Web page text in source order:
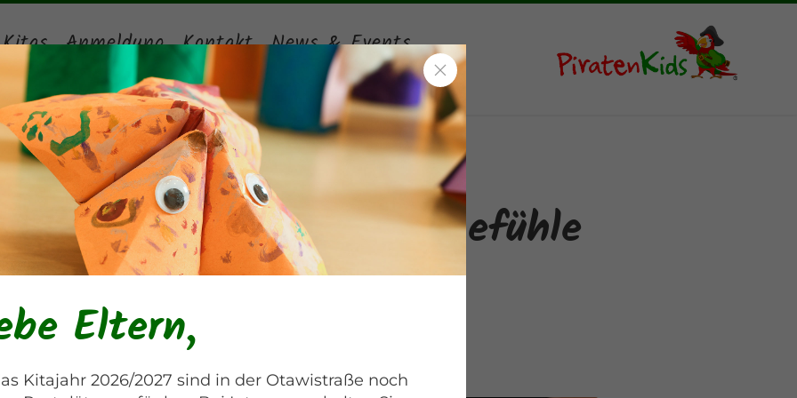
Anmeldung Kontakt News & Events
Zaubergläser um die Gefühle
zu entdecken
Otawistraße
Eltern,
Kitajahr 2026/2027 sind in der Otawistraße noch